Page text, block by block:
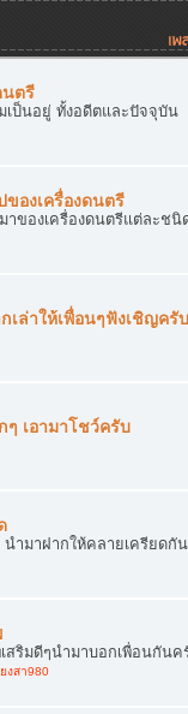
นตรี
เป็นอยู่ ทั้งอดีตและปัจจุบัน
ของเครื่องดนตรี
าของเครื่องดนตรีแต่ละชนิ
กเล่าให้เพื่อนๆฟังเชิญครับ
เอามาโชว์ครับ
นำมาฝากให้คลายเครียดกัน
สริมดีๆนำมาบอกเพื่อนกันค
งสา980